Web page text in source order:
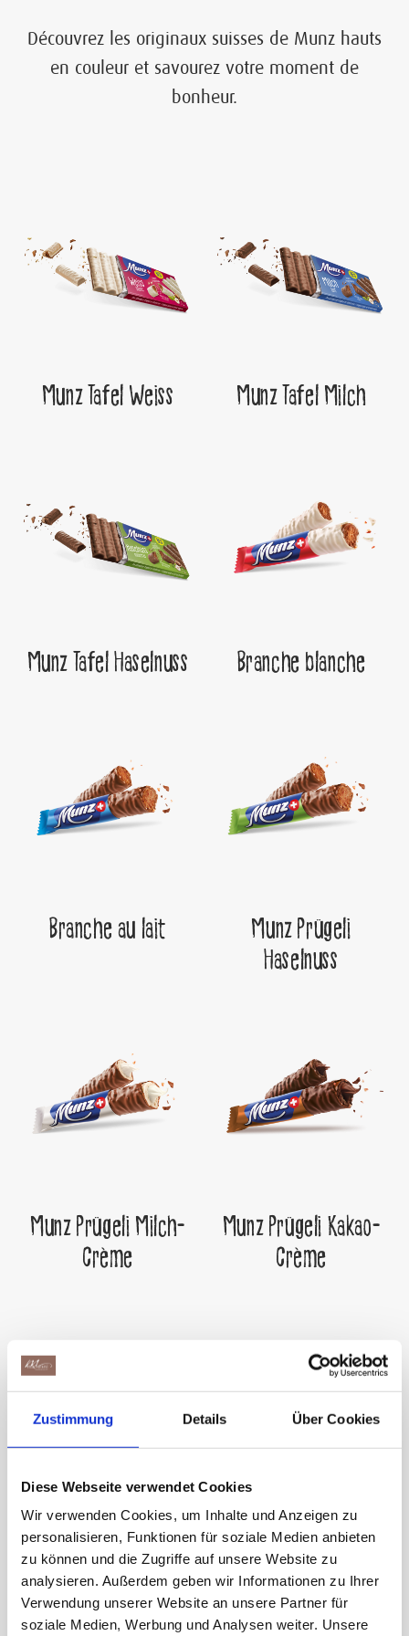
Zustimmung Details Über Cookies
Diese Webseite verwendet Cookies
Wir verwenden Cookies, um Inhalte und Anzeigen zu
personalisieren, Funktionen für soziale Medien anbieten
zu können und die Zugriffe auf unsere Website zu
analysieren. Außerdem geben wir Informationen zu Ihrer
Verwendung unserer Website an unsere Partner für
soziale Medien, Werbung und Analysen weiter. Unsere
Découvrez les originaux suisses de Munz hauts
en couleur et savourez votre moment de
bonheur.
Munz Tafel Weiss Munz Tafel Milch
Munz Tafel Haselnuss Branche blanche
Branche au lait
Munz Prügeli
Haselnuss
Munz Prügeli Milch-
Crème
Munz Prügeli Kakao-
Crème
Coccinelle Munzli